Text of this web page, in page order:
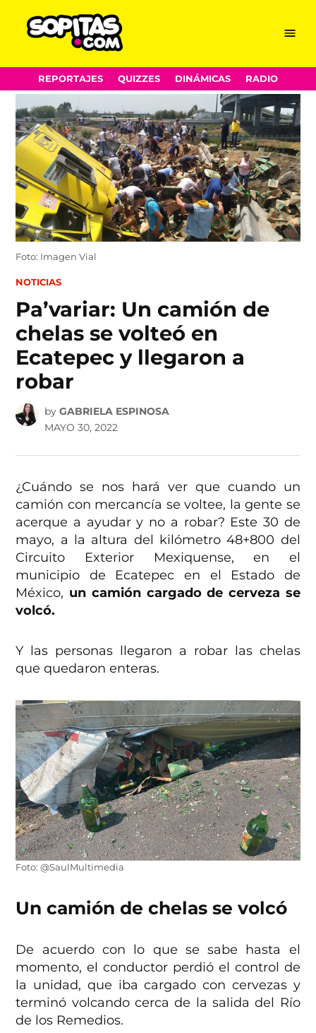
Skip
to
content
Menu
REPORTAJES QUIZZES DINÁMICAS RADIO
Foto: Imagen Vial
POSTED
NOTICIAS
Pa’variar: Un camión de
chelas se volteó en
Ecatepec y llegaron a
robar
by GABRIELA ESPINOSA
MAYO 30, 2022
¿Cuándo se nos hará ver que cuando un
camión con mercancía se voltee, la gente se
acerque a ayudar y no a robar? Este 30 de
mayo, a la altura del kilómetro 48+800 del
Circuito Exterior Mexiquense, en el
municipio de Ecatepec en el Estado de
México, un camión cargado de cerveza se
volcó.
Y las personas llegaron a robar las chelas
que quedaron enteras.
Foto: @SaulMultimedia
Un camión de chelas se volcó
De acuerdo con lo que se sabe hasta el
momento, el conductor perdió el control de
la unidad, que iba cargado con cervezas y
terminó volcando cerca de la salida del Río
de los Remedios.